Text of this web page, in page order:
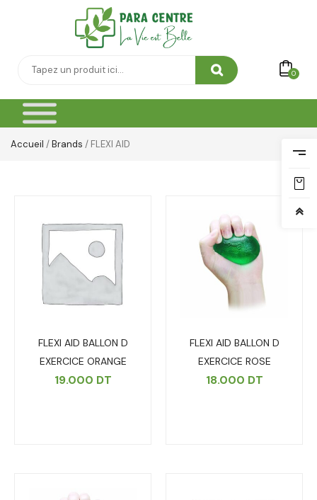
0
Accueil /Brands / FLEXI AID
FLEXI AID BALLON D
EXERCICE ORANGE
19.000 DT
FLEXI AID BALLON D
EXERCICE ROSE
18.000 DT